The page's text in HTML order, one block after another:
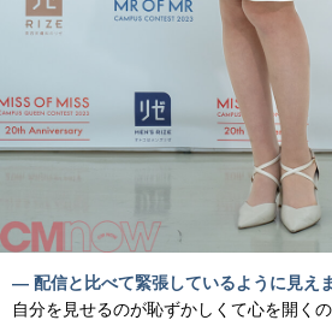
— 配信と比べて緊張しているように見えま
自分を見せるのが恥ずかしくて心を開く